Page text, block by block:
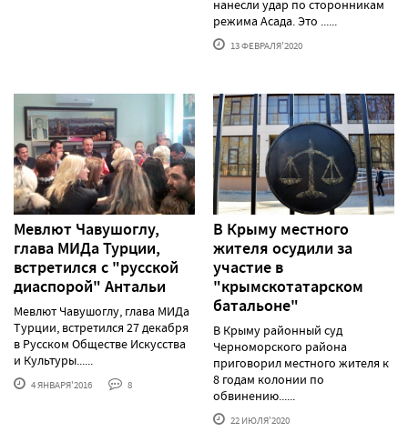
нанесли удар по сторонникам
режима Асада. Это ......
13 ФЕВРАЛЯ'2020
Мевлют Чавушоглу,
глава МИДа Турции,
встретился с "русской
диаспорой" Антальи
Мевлют Чавушоглу, глава МИДа
Турции, встретился 27 декабря
в Русском Обществе Искусства
и Культуры......
4 ЯНВАРЯ'2016 8
В Крыму местного
жителя осудили за
участие в
"крымскотатарском
батальоне"
В Крыму районный суд
Черноморского района
приговорил местного жителя к
8 годам колонии по
обвинению......
22 ИЮЛЯ'2020